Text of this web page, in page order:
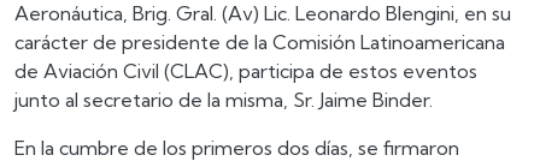
Aeronáutica, Brig. Gral. (Av) Lic. Leonardo Blengini, en su
carácter de presidente de la Comisión Latinoamericana
de Aviación Civil (CLAC), participa de estos eventos
junto al secretario de la misma, Sr. Jaime Binder.
En la cumbre de los primeros dos días, se firmaron